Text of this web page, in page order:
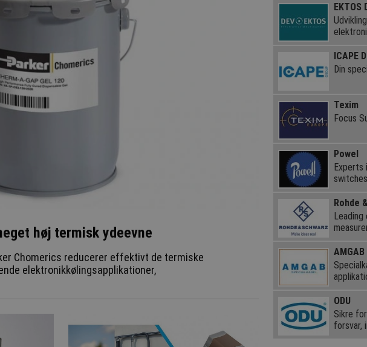
høj termisk ydeevne
Chomerics reducerer effektivt de termiske
elektronikkølingsapplikationer,
EKTOS
ICAPE
Din
Texim
Focus
Powel
Experts
Rohde
AMGAB
ODU
Sikre
forsvar,